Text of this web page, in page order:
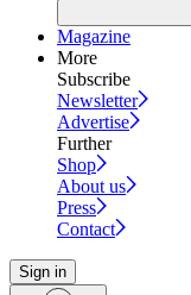
Magazine
More
Subscribe
Newsletter
Advertise
Further
Shop
About us
Press
Contact
Sign in